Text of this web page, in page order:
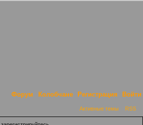
Форум Колобчане Регистрация Войти
Активные темы RSS